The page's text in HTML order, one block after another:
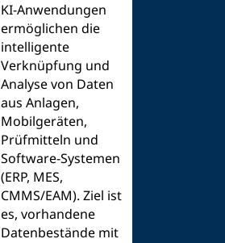
KI-Anwendungen
ermöglichen die
intelligente
Verknüpfung und
Analyse von Daten
aus Anlagen,
Mobilgeräten,
Prüfmitteln und
Software-Systemen
(ERP, MES,
CMMS/EAM). Ziel ist
es, vorhandene
Datenbestände mit